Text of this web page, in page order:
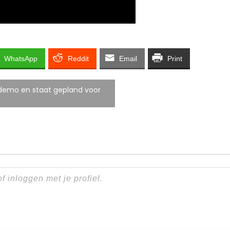
WhatsApp Reddit Email Print
en staat gepland voor